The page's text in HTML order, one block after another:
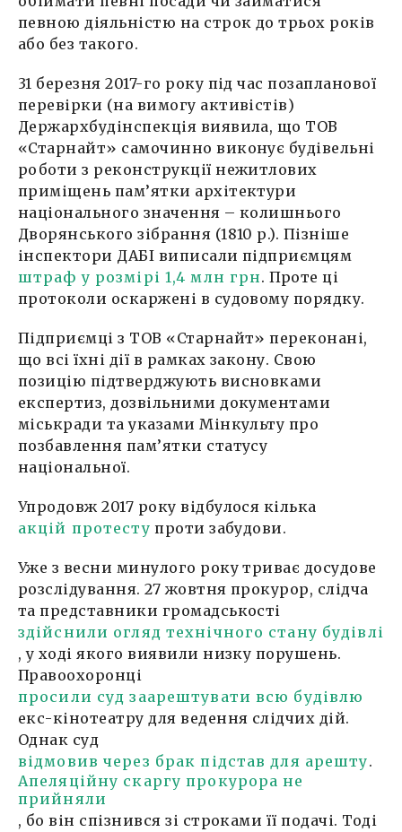
певною діяльністю на строк до трьох років
або без такого.
31 березня 2017-го року під час позапланової
перевірки (на вимогу активістів)
Держархбудінспекція виявила, що ТОВ
«Старнайт» самочинно виконує будівельні
роботи з реконструкції нежитлових
приміщень пам’ятки архітектури
національного значення – колишнього
Дворянського зібрання (1810 р.). Пізніше
інспектори ДАБІ виписали підприємцям
штраф у розмірі 1,4 млн грн. Проте ці
протоколи оскаржені в судовому порядку.
Підприємці з ТОВ «Старнайт» переконані,
що всі їхні дії в рамках закону. Свою
позицію підтверджують висновками
експертиз, дозвільними документами
міськради та указами Мінкульту про
позбавлення пам’ятки статусу
національної.
Упродовж 2017 року відбулося кілька
акцій протесту проти забудови.
Уже з весни минулого року триває досудове
розслідування. 27 жовтня прокурор, слідча
та представники громадськості
здійснили огляд технічного стану будівлі
, у ході якого виявили низку порушень.
Правоохоронці
просили суд заарештувати всю будівлю
екс-кінотеатру для ведення слідчих дій.
Однак суд
відмовив через брак підстав для арешту.
Апеляційну скаргу прокурора не
прийняли
, бо він спізнився зі строками її подачі. Тоді